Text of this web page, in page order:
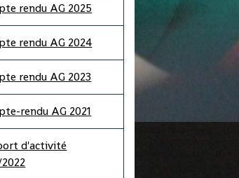
rendu AG 2025
rendu AG 2024
rendu AG 2023
rendu AG 2021
d'activité